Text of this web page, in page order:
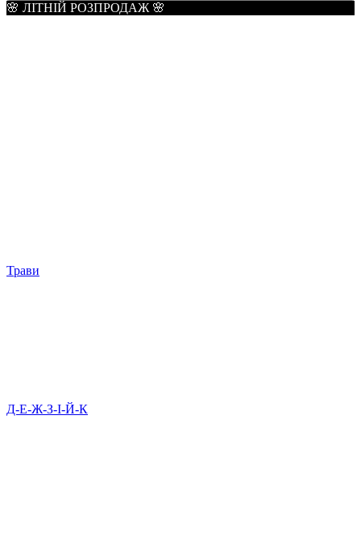
🌸 ЛІТНІЙ РОЗПРОДАЖ 🌸
Трави
Д-Е-Ж-З-І-Й-К